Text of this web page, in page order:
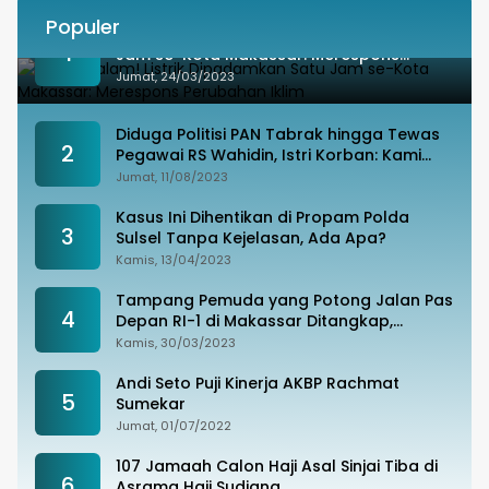
Populer
1
Besok Malam! Listrik Dipadamkan Satu
Jam se-Kota Makassar: Merespons
Perubahan Iklim
Jumat, 24/03/2023
2
Diduga Politisi PAN Tabrak hingga Tewas
Pegawai RS Wahidin, Istri Korban: Kami
Tak Terima
Jumat, 11/08/2023
3
Kasus Ini Dihentikan di Propam Polda
Sulsel Tanpa Kejelasan, Ada Apa?
Kamis, 13/04/2023
4
Tampang Pemuda yang Potong Jalan Pas
Depan RI-1 di Makassar Ditangkap,
Ternyata Joki Balapan Liar
Kamis, 30/03/2023
5
Andi Seto Puji Kinerja AKBP Rachmat
Sumekar
Jumat, 01/07/2022
107 Jamaah Calon Haji Asal Sinjai Tiba di